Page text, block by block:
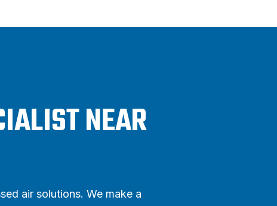
NEAR
air solutions. We make a